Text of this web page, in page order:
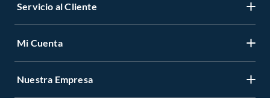
Servicio al Cliente
Mi Cuenta
Nuestra Empresa